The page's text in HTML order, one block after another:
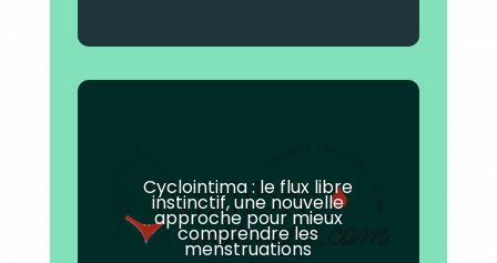
Cyclointima : le flux libre
instinctif, une nouvelle
approche pour mieux
comprendre les
menstruations